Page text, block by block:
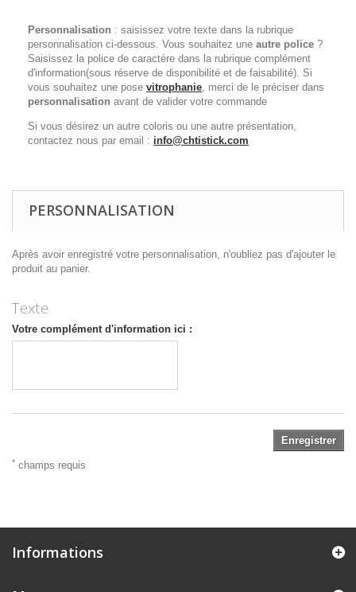
Personnalisation : saisissez votre texte dans la rubrique
personnalisation ci-dessous. Vous souhaitez une autre police ?
Saisissez la police de caractère dans la rubrique complément
d'information(sous réserve de disponibilité et de faisabilité). Si
vous souhaitez une pose vitrophanie, merci de le préciser dans
personnalisation avant de valider votre commande
Si vous désirez un autre coloris ou une autre présentation,
contactez nous par email : info@chtistick.com
PERSONNALISATION
Après avoir enregistré votre personnalisation, n'oubliez pas d'ajouter le
produit au panier.
Texte
Votre complément d'information ici :
Enregistrer
* champs requis
Informations